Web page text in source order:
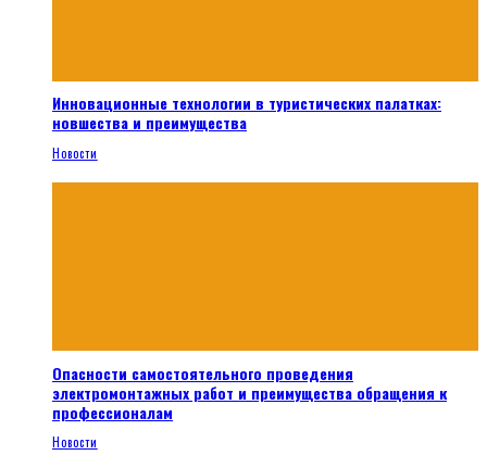
Инновационные технологии в туристических палатках:
новшества и преимущества
Новости
Опасности самостоятельного проведения
электромонтажных работ и преимущества обращения к
профессионалам
Новости